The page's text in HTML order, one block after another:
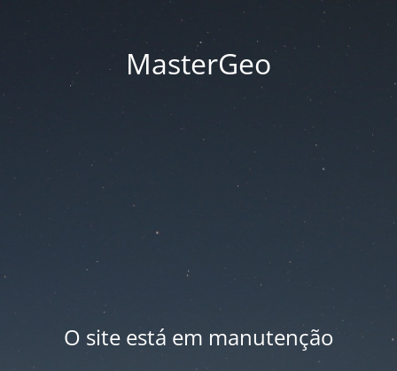
MasterGeo
O site está em manutenção